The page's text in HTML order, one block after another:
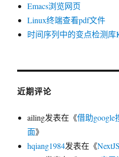
Emacs浏览网页
Linux终端查看pdf文件
时间序列中的变点检测库
近期评论
ailing发表在《借助
面》
hqiang1984发表在《